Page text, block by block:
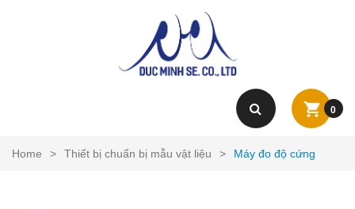
0
Home > Thiết bị chuẩn bị mẫu vật liệu > Máy đo độ cứng